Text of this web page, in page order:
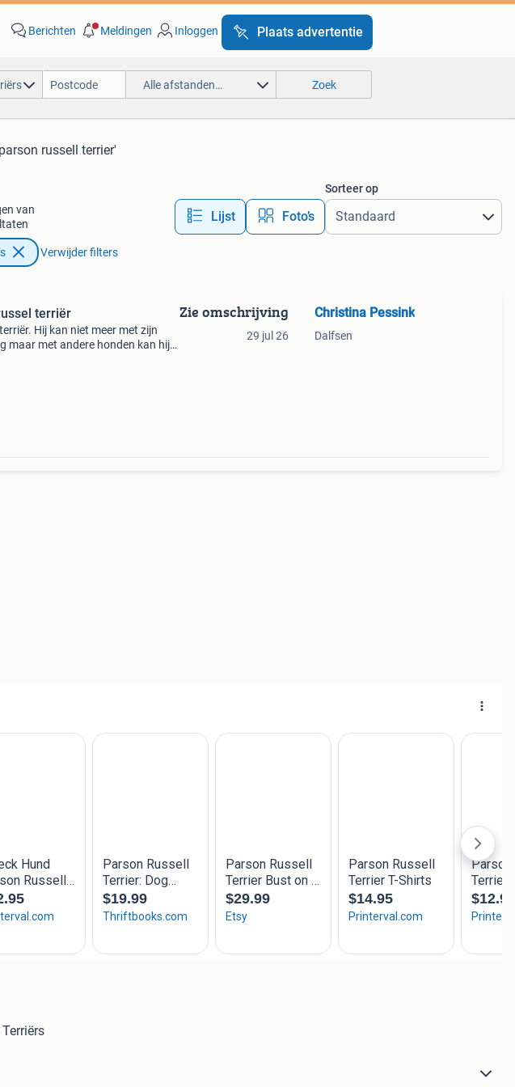
Berichten Meldingen Inloggen Plaats advertentie
Alle afstanden… Zoek
russell terrier'
van
Lijst Foto’s
Sorteer op
Verwijder filters
terriër
Hij kan niet meer met zijn
maar met andere honden kan hij
Zie omschrijving
29 jul 26
Christina Pessink
Dalfsen